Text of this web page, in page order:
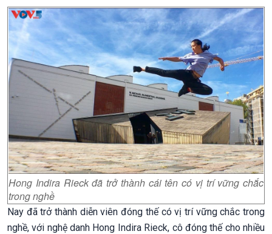
Hong Indira Rieck đã trở thành cái tên có vị trí vững chắc
trong nghề
Nay đã trở thành diễn viên đóng thế có vị trí vững chắc trong
nghề, với nghệ danh Hong Indira Rieck, cô đóng thế cho nhiều